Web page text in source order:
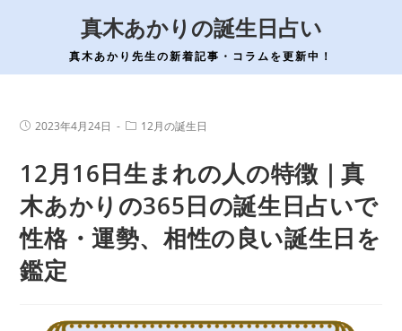
ン
真木あかりの誕生日占い
真木あかり先生の新着記事・コラムを更新中！
投
開
日:
2023年4月24日
投
テ
ゴ
ー:
12月の誕生日
12月16日生まれの人の特徴｜真
木あかりの365日の誕生日占いで
性格・運勢、相性の良い誕生日を
鑑定